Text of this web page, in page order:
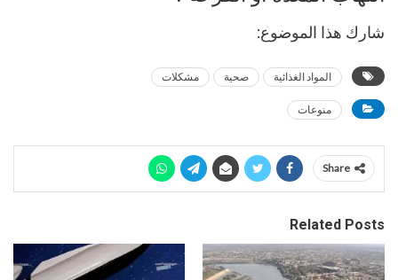
شارك هذا الموضوع:
المواد الغذائية صحية مشكلات
منوعات
Share
Related Posts